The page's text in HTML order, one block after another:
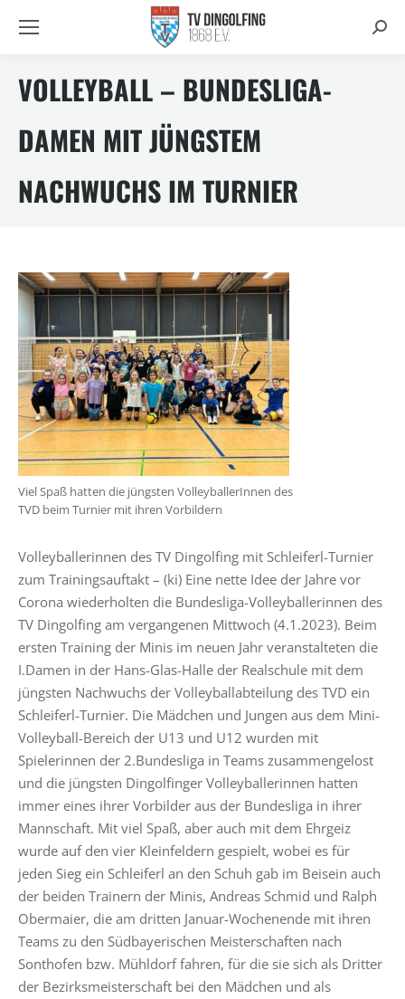
VOLLEYBALL – BUNDESLIGA-
DAMEN MIT JÜNGSTEM
NACHWUCHS IM TURNIER
Viel Spaß hatten die jüngsten VolleyballerInnen des
TVD beim Turnier mit ihren Vorbildern
Volleyballerinnen des TV Dingolfing mit Schleiferl-Turnier
zum Trainingsauftakt – (ki) Eine nette Idee der Jahre vor
Corona wiederholten die Bundesliga-Volleyballerinnen des
TV Dingolfing am vergangenen Mittwoch (4.1.2023). Beim
ersten Training der Minis im neuen Jahr veranstalteten die
I.Damen in der Hans-Glas-Halle der Realschule mit dem
jüngsten Nachwuchs der Volleyballabteilung des TVD ein
Schleiferl-Turnier. Die Mädchen und Jungen aus dem Mini-
Volleyball-Bereich der U13 und U12 wurden mit
Spielerinnen der 2.Bundesliga in Teams zusammengelost
und die jüngsten Dingolfinger Volleyballerinnen hatten
immer eines ihrer Vorbilder aus der Bundesliga in ihrer
Mannschaft. Mit viel Spaß, aber auch mit dem Ehrgeiz
wurde auf den vier Kleinfeldern gespielt, wobei es für
jeden Sieg ein Schleiferl an den Schuh gab im Beisein auch
der beiden Trainern der Minis, Andreas Schmid und Ralph
Obermaier, die am dritten Januar-Wochenende mit ihren
Teams zu den Südbayerischen Meisterschaften nach
Sonthofen bzw. Mühldorf fahren, für die sie sich als Dritter
der Bezirksmeisterschaft bei den Mädchen und als